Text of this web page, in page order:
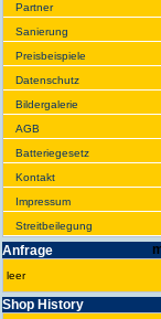
Partner
Sanie­rung
Preis­beispiele
Daten­schutz
Bilder­galerie
AGB
Batte­rie­gesetz
Kontakt
Impres­sum
Streit­bei­legung
Anfrage
leer
Shop History